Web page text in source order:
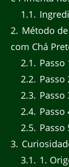
1.1
2 Método
com Chá
2.1
Passo
2.2
2.3 Passo
2.4 Passo
2.5 Passo
3
3.1
1.